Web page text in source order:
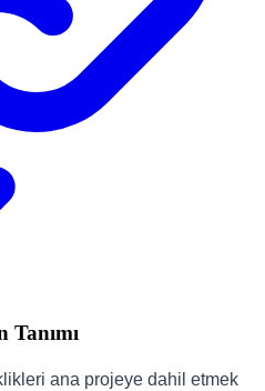
Tanımı
ana projeye dahil etmek